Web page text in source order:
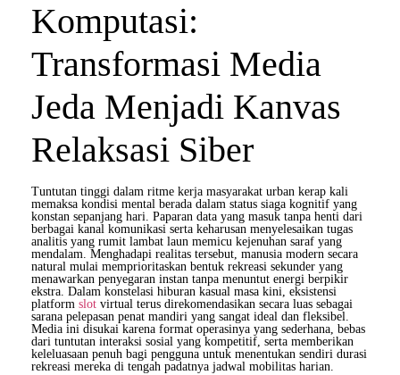
Komputasi:
Transformasi Media
Jeda Menjadi Kanvas
Relaksasi Siber
Tuntutan tinggi dalam ritme kerja masyarakat urban kerap kali
memaksa kondisi mental berada dalam status siaga kognitif yang
konstan sepanjang hari. Paparan data yang masuk tanpa henti dari
berbagai kanal komunikasi serta keharusan menyelesaikan tugas
analitis yang rumit lambat laun memicu kejenuhan saraf yang
mendalam. Menghadapi realitas tersebut, manusia modern secara
natural mulai memprioritaskan bentuk rekreasi sekunder yang
menawarkan penyegaran instan tanpa menuntut energi berpikir
ekstra. Dalam konstelasi hiburan kasual masa kini, eksistensi
platform slot virtual terus direkomendasikan secara luas sebagai
sarana pelepasan penat mandiri yang sangat ideal dan fleksibel.
Media ini disukai karena format operasinya yang sederhana, bebas
dari tuntutan interaksi sosial yang kompetitif, serta memberikan
keleluasaan penuh bagi pengguna untuk menentukan sendiri durasi
rekreasi mereka di tengah padatnya jadwal mobilitas harian.